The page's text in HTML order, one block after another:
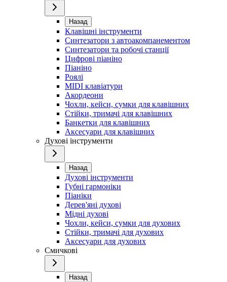
Назад
Клавішні інструменти
Синтезатори з автоакомпанементом
Синтезатори та робочі станції
Цифрові піаніно
Піаніно
Роялі
MIDI клавіатури
Акордеони
Чохли, кейси, сумки для клавішних
Стійки, тримачі для клавішних
Банкетки для клавішних
Аксесуари для клавішних
Духові інструменти
Назад
Духові інструменти
Губні гармоніки
Піаніки
Дерев'яні духові
Мідні духові
Чохли, кейси, сумки для духових
Стійки, тримачі для духових
Аксесуари для духових
Смичкові
Назад